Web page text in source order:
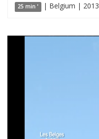
25 min ' | Belgium | 2013